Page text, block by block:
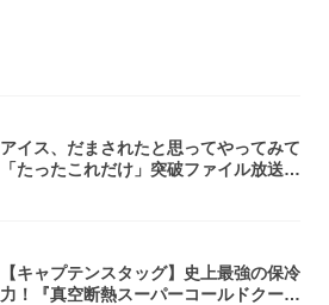
アイス、だまされたと思ってやってみて
「たったこれだけ」突破ファイル放送で
【キャプテンスタッグ】史上最強の保冷
力！『真空断熱スーパーコールドクーラ